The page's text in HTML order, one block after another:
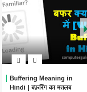
Buffering Meaning in
Hindi | बफ़रिंग का मतलब